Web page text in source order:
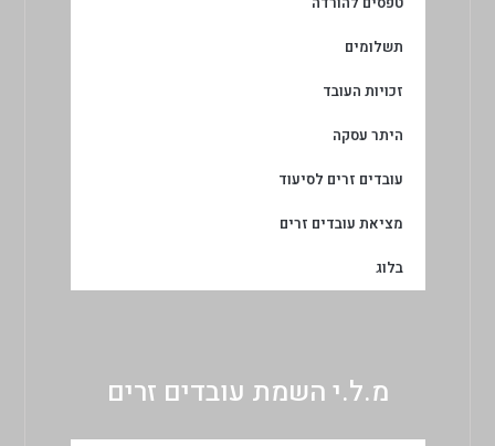
תשלומים
זכויות העובד
היתר עסקה
עובדים זרים לסיעוד
מציאת עובדים זרים
בלוג
מ.ל.י השמת עובדים זרים